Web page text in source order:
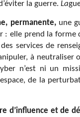
la guerre. La
permanente, une
: elle prend la forme
services de
à neutraliser
n’est ni un
de la
d’influence et de